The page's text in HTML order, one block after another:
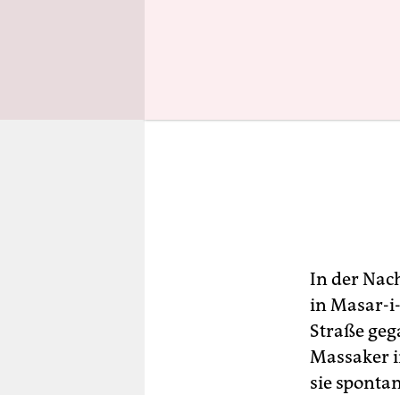
In der
in Masar-
Straße
Massaker
sie